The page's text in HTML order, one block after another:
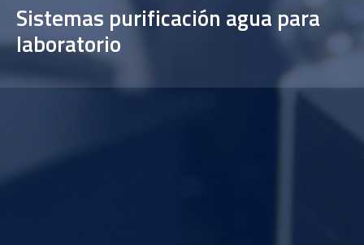
Sistemas purificación agua para
laboratorio